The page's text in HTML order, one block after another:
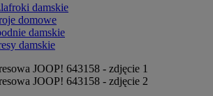
damskie
domowe
damskie
damskie